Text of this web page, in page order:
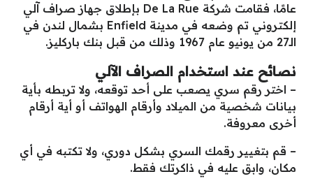
عامًا، فقامت شركة De La Rue بإطلاق جهاز صراف آلي
إلكتروني تم وضعه في مدينة Enfield بشمال لندن في
الـ27 من يونيو عام 1967 وذلك من قبل بنك باركليز.
نصائح عند استخدام الصراف الآلي
– اختر رقم سري يصعب على أحد توقعه، ولا تربطه بأية
بيانات شخصية من الميلاد وأرقام الهواتف أو أية أرقام
أخرى معروفة.
– قم بتغيير رقمك السري بشكل دوري، ولا تكتبه في أي
مكان، وابق عليه في ذاكرتك فقط.